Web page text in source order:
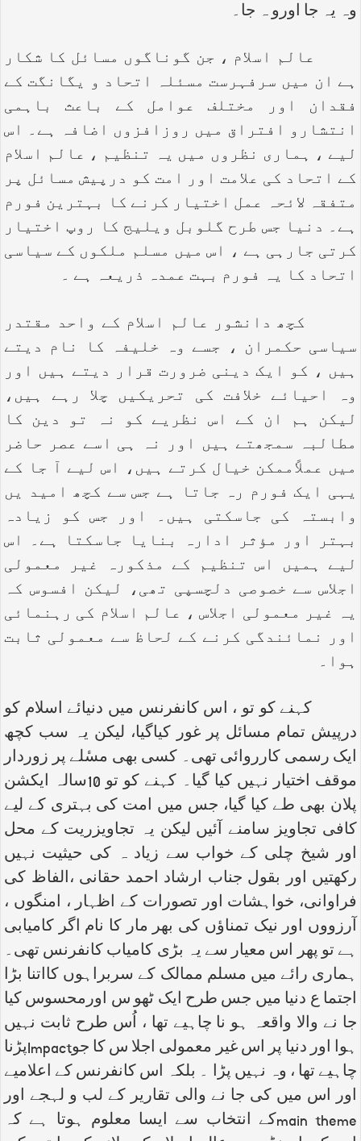
وہ یہ جا اورو ہ جا۔
عالم اسلام ، جن گوناگوں مسائل کا شکار
ہے ان میں سرفہرست مسئلہ اتحاد و یگانگت کے
فقدان اور مختلف عوامل کے باعث باہمی
انتشارو افتراق میں روزافزوں اضافہ ہے۔ اس
لیے ، ہماری نظروں میں یہ تنظیم ، عالم اسلام
کے اتحاد کی علامت اور امت کو درپیش مسائل پر
متفقہ لائحہ عمل اختیار کرنے کا بہترین فورم
ہے۔ دنیا جس طرح گلوبل ویلیج کا روپ اختیار
کرتی جارہی ہے ، اس میں مسلم ملکوں کے سیاسی
اتحاد کا یہ فورم بہت عمدہ ذریعہ ہے ۔
کچھ دانشور عالم اسلام کے واحد مقتدر
سیاسی حکمران ، جسے وہ خلیفہ کا نام دیتے
ہیں ، کو ایک دینی ضرورت قرار دیتے ہیں اور
وہ احیائے خلافت کی تحریکیں چلا رہے ہیں،
لیکن ہم ان کے اس نظریے کو نہ تو دین کا
مطالبہ سمجھتے ہیں اور نہ ہی اسے عصر حاضر
میں عملاًممکن خیال کرتے ہیں، اس لیے آ جا کے
یہی ایک فورم رہ جاتا ہے جس سے کچھ امید یں
وابستہ کی جاسکتی ہیں۔ اور جس کو زیادہ
بہتر اور مؤثر ادارہ بنایا جاسکتا ہے۔ اس
لیے ہمیں اس تنظیم کے مذکورہ غیر معمولی
اجلاس سے خصوصی دلچسپی تھی، لیکن افسوس کہ
یہ غیر معمولی اجلاس ، عالم اسلام کی رہنمائی
اور نمائندگی کرنے کے لحاظ سے معمولی ثابت
ہوا۔
کہنے کو تو ، اس کانفرنس میں دنیائے اسلام کو
درپیش تمام مسائل پر غور کیاگیا، لیکن یہ سب کچھ
ایک رسمی کارروائی تھی۔ کسی بھی مسٔلے پر زوردار
موقف اختیار نہیں کیا گیا۔ کہنے کو تو 10سالہ ایکشن
پلان بھی طے کیا گیا، جس میں امت کی بہتری کے لیے
کافی تجاویز سامنے آئیں لیکن یہ تجاویزریت کے محل
اور شیخ چلی کے خواب سے زیاد ہ کی حیثیت نہیں
رکھتیں اور بقول جناب ارشاد احمد حقانی ،الفاظ کی
فراوانی، خواہشات اور تصورات کے اظہار ، امنگوں ،
آرزووں اور نیک تمناؤں کی بھر مار کا نام اگر کامیابی
ہے تو پھر اس معیار سے یہ بڑی کامیاب کانفرنس تھی۔
ہماری رائے میں مسلم ممالک کے سربراہوں کااتنا بڑا
اجتما ع دنیا میں جس طرح ایک ٹھو س اورمحسوس کیا
جا نے والا واقعہ ہو نا چاہیے تھا ، اُس طرح ثابت نہیں
ہوا اور دنیا پر اس غیر معمولی اجلا س کا جوImpactپڑنا
چاہیے تھا ، وہ نہیں پڑا ۔ بلکہ اس کانفرنس کے اعلامیے
اور اس میں کی جا نے والی تقاریر کے لب و لہجے اور
main themeکے انتخاب سے ایسا معلوم ہوتا ہے کہ